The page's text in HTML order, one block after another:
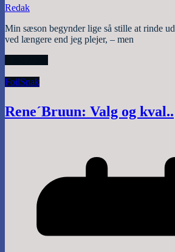
Redak
Min sæson begynder lige så stille at rinde
ved længere end jeg plejer, – men
FoilSnak
Rene´Bruun: Valg og kval..